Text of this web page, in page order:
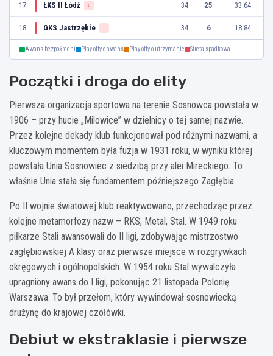
17 ŁKS II Łódź ↓ 34 25 33:64
18 GKS Jastrzębie ↓ 34 6 18:84
Awans bezpośredni Play-offy o awans Play-offy o utrzymanie Strefa spadkowa
Początki i droga do elity
Pierwsza organizacja sportowa na terenie Sosnowca powstała w
1906 – przy hucie „Milowice” w dzielnicy o tej samej nazwie.
Przez kolejne dekady klub funkcjonował pod różnymi nazwami, a
kluczowym momentem była fuzja w 1931 roku, w wyniku której
powstała Unia Sosnowiec z siedzibą przy alei Mireckiego. To
właśnie Unia stała się fundamentem późniejszego Zagłębia.
Po II wojnie światowej klub reaktywowano, przechodząc przez
kolejne metamorfozy nazw – RKS, Metal, Stal. W 1949 roku
piłkarze Stali awansowali do II ligi, zdobywając mistrzostwo
zagłębiowskiej A klasy oraz pierwsze miejsce w rozgrywkach
okręgowych i ogólnopolskich. W 1954 roku Stal wywalczyła
upragniony awans do I ligi, pokonując 21 listopada Polonię
Warszawa. To był przełom, który wywindował sosnowiecką
drużynę do krajowej czołówki.
Debiut w ekstraklasie i pierwsze